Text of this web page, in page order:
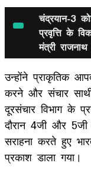
चंद्रयान-3
प्रवृत्ति के
मंत्री
उन्होंने प्राकृतिक
करने और संचार
दूरसंचार विभाग के
दौरान 4जी और
सराहना करते हुए
प्रकाश डाला गया।